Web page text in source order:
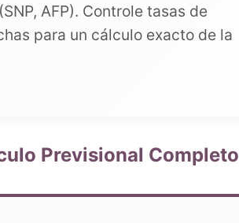
AFP). Controle tasas de
para un cálculo exacto de la
Previsional Completo